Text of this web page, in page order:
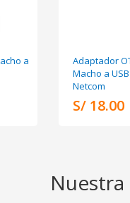
a
Adaptador
Macho a
Netcom
S/ 18.00